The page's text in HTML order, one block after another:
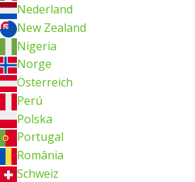
Nederland
New Zealand
Nigeria
Norge
Österreich
Perú
Polska
Portugal
România
Schweiz